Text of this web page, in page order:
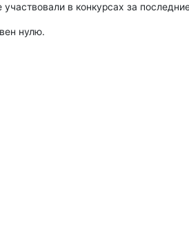
в конкурсах за
нулю.